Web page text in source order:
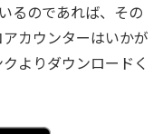
るのであれば、その
カウンターはいかが
よりダウンロードく